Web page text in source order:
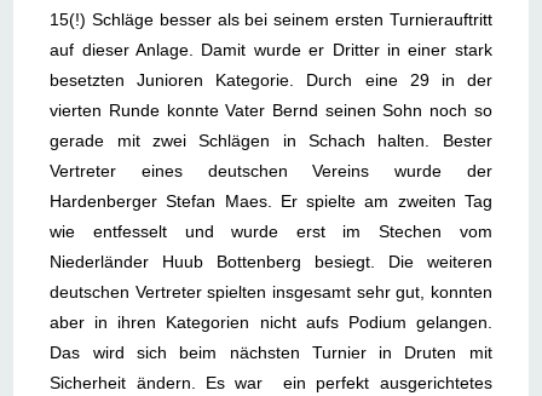
15(!) Schläge besser als bei seinem ersten Turnierauftritt
auf dieser Anlage. Damit wurde er Dritter in einer stark
besetzten Junioren Kategorie. Durch eine 29 in der
vierten Runde konnte Vater Bernd seinen Sohn noch so
gerade mit zwei Schlägen in Schach halten. Bester
Vertreter eines deutschen Vereins wurde der
Hardenberger Stefan Maes. Er spielte am zweiten Tag
wie entfesselt und wurde erst im Stechen vom
Niederländer Huub Bottenberg besiegt. Die weiteren
deutschen Vertreter spielten insgesamt sehr gut, konnten
aber in ihren Kategorien nicht aufs Podium gelangen.
Das wird sich beim nächsten Turnier in Druten mit
Sicherheit ändern. Es war ein perfekt ausgerichtetes